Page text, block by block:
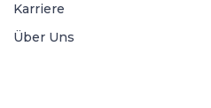
Karriere
Über Uns